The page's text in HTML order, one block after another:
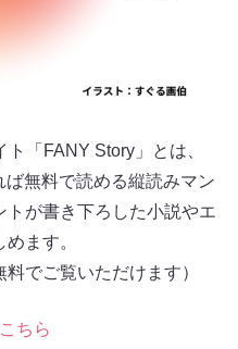
「FANY Story」とは、
無料で読める縦読みマン
トが書き下ろした小説やエ
ます。
でご覧いただけます）
こちら